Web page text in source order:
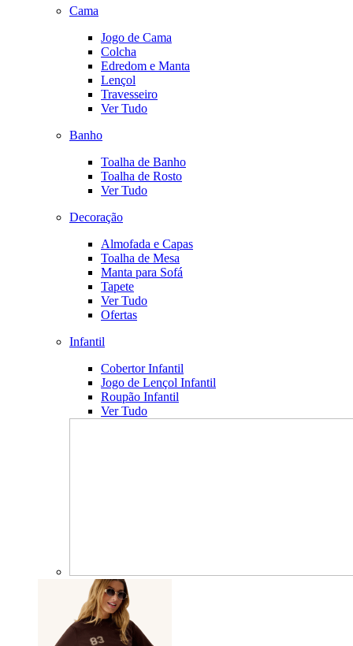
Cama
Jogo de Cama
Colcha
Edredom e Manta
Lençol
Travesseiro
Ver Tudo
Banho
Toalha de Banho
Toalha de Rosto
Ver Tudo
Decoração
Almofada e Capas
Toalha de Mesa
Manta para Sofá
Tapete
Ver Tudo
Ofertas
Infantil
Cobertor Infantil
Jogo de Lençol Infantil
Roupão Infantil
Ver Tudo